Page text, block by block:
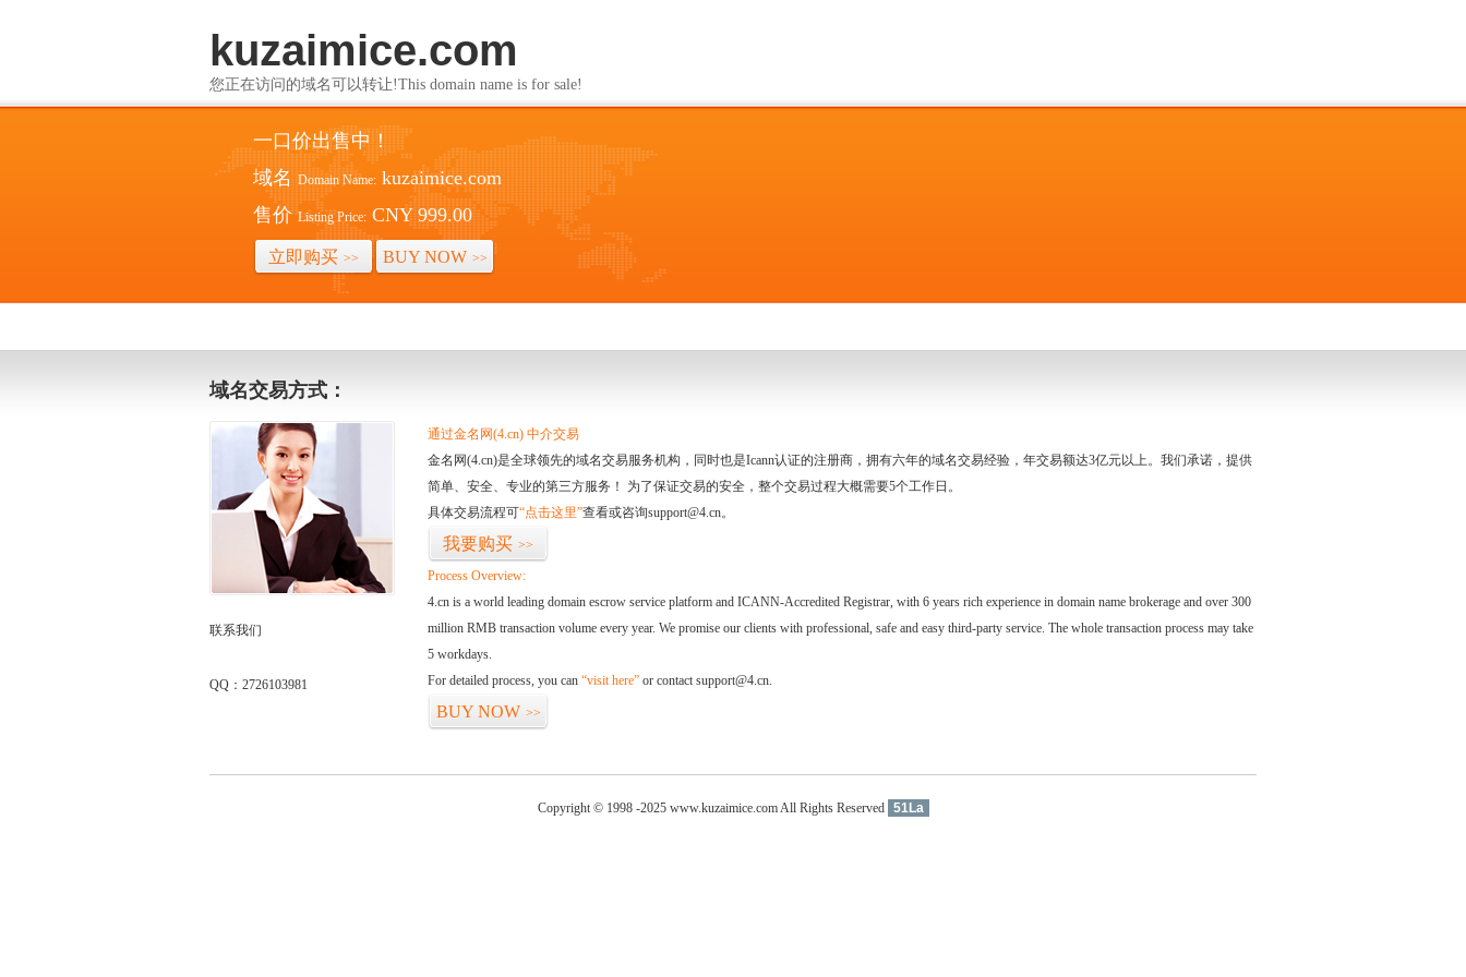
kuzaimice.com
您正在访问的域名可以转让!This domain name is for sale!
一口价出售中！
域名 Domain Name: kuzaimice.com
售价 Listing Price: CNY 999.00
立即购买 >> BUY NOW >>
域名交易方式：
联系我们
QQ：2726103981
通过金名网(4.cn) 中介交易
金名网(4.cn)是全球领先的域名交易服务机构，同时也是Icann认证的注册商，拥有六年的域名交易经验，年交易额达3亿元以上。我们承诺，提供
简单、安全、专业的第三方服务！ 为了保证交易的安全，整个交易过程大概需要5个工作日。
具体交易流程可“点击这里”查看或咨询support@4.cn。
我要购买 >>
Process Overview:
4.cn is a world leading domain escrow service platform and ICANN-Accredited Registrar, with 6 years rich experience in domain name brokerage and over 300
million RMB transaction volume every year. We promise our clients with professional, safe and easy third-party service. The whole transaction process may take
5 workdays.
For detailed process, you can “visit here” or contact support@4.cn.
BUY NOW >>
Copyright © 1998 -2025 www.kuzaimice.com All Rights Reserved 51La